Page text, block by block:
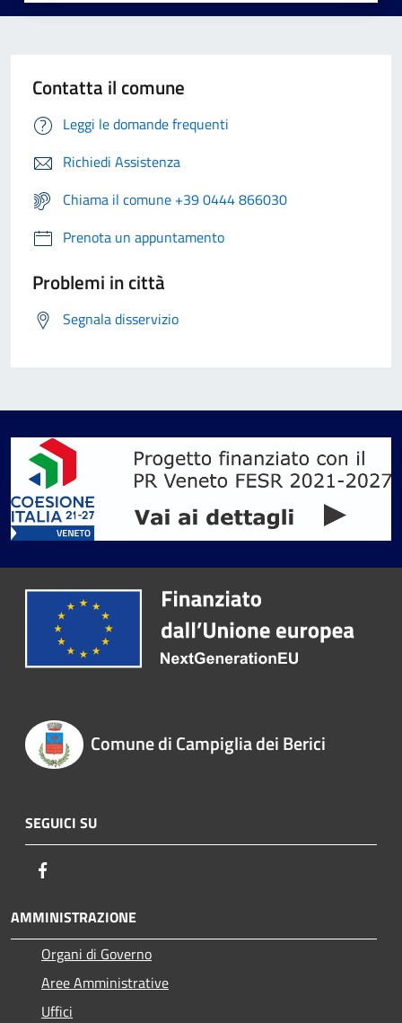
Contatta il comune
Leggi le domande frequenti
Richiedi Assistenza
Chiama il comune +39 0444 866030
Prenota un appuntamento
Problemi in città
Segnala disservizio
Comune di Campiglia dei Berici
SEGUICI SU
AMMINISTRAZIONE
Organi di Governo
Aree Amministrative
Uffici